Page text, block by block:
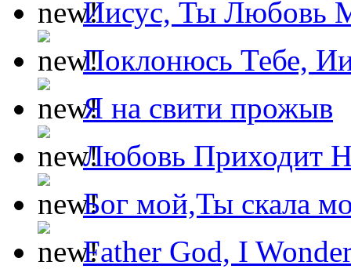
Иисус, Ты Любовь
Поклонюсь Тебе,
Я на свити прожыв
Любовь Приходит
Бог мой,Ты скала
Father God, I